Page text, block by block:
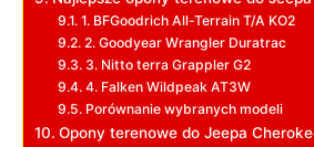
1. BFGoodrich All-Terrain T/A KO2
2. Goodyear Wrangler Duratrac
3. Nitto terra Grappler G2
4. ⁤Falken Wildpeak AT3W
Porównanie wybranych modeli
Opony terenowe do Jeepa